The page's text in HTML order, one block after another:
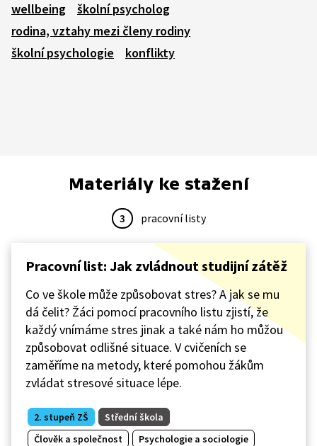
wellbeing
školní psycholog
rodina, vztahy mezi členy rodiny
školní psychologie
konflikty
Materiály ke stažení
3 pracovní listy
Pracovní list: Jak zvládnout studijní zátěž
Co ve škole může způsobovat stres? A jak se mu
dá čelit? Žáci pomocí pracovního listu zjistí, že
každý vnímáme stres jinak a také nám ho můžou
způsobovat odlišné situace. V cvičeních se
zaměříme na metody, které pomohou žákům
zvládat stresové situace lépe.
2. stupeň ZŠ
Střední škola
Člověk a společnost
Psychologie a sociologie